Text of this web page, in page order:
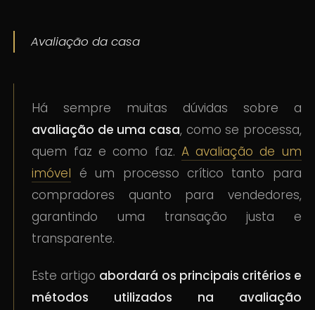
Avaliação da casa
Há sempre muitas dúvidas sobre a
avaliação de uma casa, como se processa,
quem faz e como faz. A avaliação de um
imóvel é um processo crítico tanto para
compradores quanto para vendedores,
garantindo uma transação justa e
transparente.
Este artigo abordará os principais critérios e
métodos utilizados na avaliação